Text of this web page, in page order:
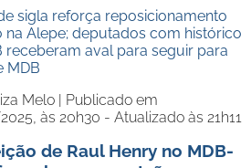
sigla reforça reposicionamento
na Alepe; deputados com histórico
receberam aval para seguir para
MDB
Melo | Publicado em
às 20h30 - Atualizado às 21h11
de Raul Henry no MDB-